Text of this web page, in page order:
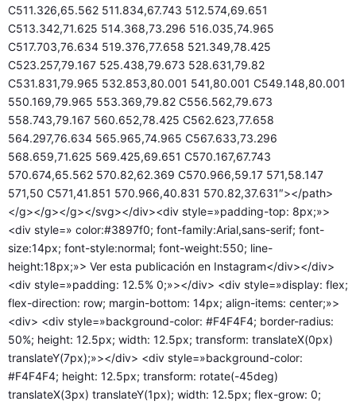
C511.326,65.562 511.834,67.743 512.574,69.651
C513.342,71.625 514.368,73.296 516.035,74.965
C517.703,76.634 519.376,77.658 521.349,78.425
C523.257,79.167 525.438,79.673 528.631,79.82
C531.831,79.965 532.853,80.001 541,80.001 C549.148,80.001
550.169,79.965 553.369,79.82 C556.562,79.673
558.743,79.167 560.652,78.425 C562.623,77.658
564.297,76.634 565.965,74.965 C567.633,73.296
568.659,71.625 569.425,69.651 C570.167,67.743
570.674,65.562 570.82,62.369 C570.966,59.17 571,58.147
571,50 C571,41.851 570.966,40.831 570.82,37.631″></path>
</g></g></g></svg></div><div style=»padding-top: 8px;»>
<div style=» color:#3897f0; font-family:Arial,sans-serif; font-
size:14px; font-style:normal; font-weight:550; line-
height:18px;»> Ver esta publicación en Instagram</div></div>
<div style=»padding: 12.5% 0;»></div> <div style=»display: flex;
flex-direction: row; margin-bottom: 14px; align-items: center;»>
<div> <div style=»background-color: #F4F4F4; border-radius:
50%; height: 12.5px; width: 12.5px; transform: translateX(0px)
translateY(7px);»></div> <div style=»background-color:
#F4F4F4; height: 12.5px; transform: rotate(-45deg)
translateX(3px) translateY(1px); width: 12.5px; flex-grow: 0;